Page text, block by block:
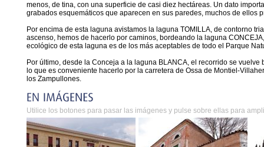
menos, de tina, con una superficie de casi diez hectáreas. Un dato
grabados esquemáticos que aparecen en sus paredes, muchos de ellos
Por encima de esta laguna avistamos la laguna TOMILLA, de contorno
ascenso, hemos de hacerlo por caminos, bordeando la laguna
ecológico de esta laguna es de los más aceptables de todo el Parque
Por último, desde la Conceja a la laguna BLANCA, el recorrido se
lo que es conveniente hacerlo por la carretera de Ossa de Montiel-
los Zampullones.
Utilice los botones para pasar las imágenes y pulse sobre ellas para